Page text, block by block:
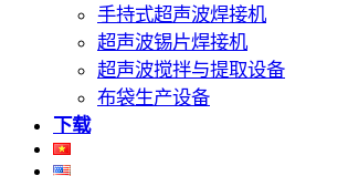
手持式超声波焊接机
超声波锡片焊接机
超声波搅拌与提取设备
布袋生产设备
下载